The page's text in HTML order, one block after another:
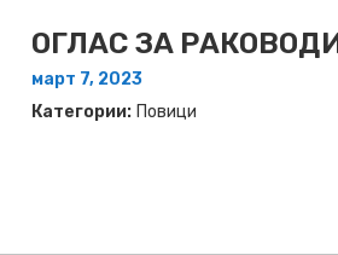
ОГЛАС ЗА
март 7, 2023
Категории: Повици